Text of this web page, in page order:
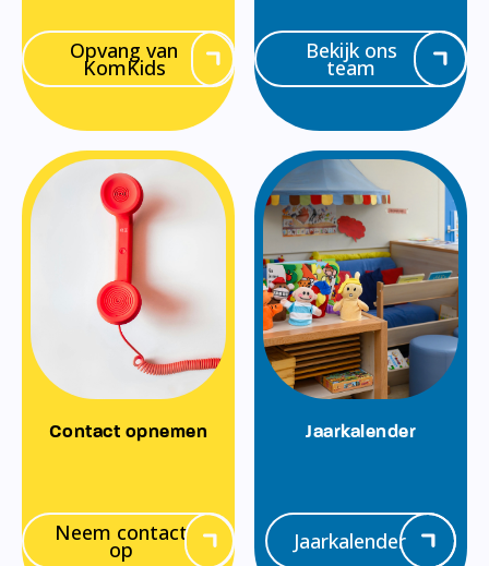
Opvang van
KomKids
Bekijk ons
team
Contact opnemen
Neem contact
op
Jaarkalender
Jaarkalender